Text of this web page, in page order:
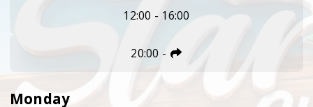
12:00 - 16:00
20:00 -
Monday